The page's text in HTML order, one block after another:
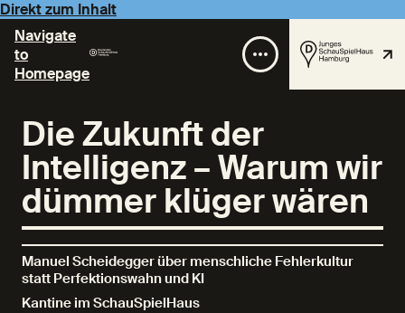
Direkt zum Inhalt
Navigate
to
Homepage
Die Zukunft der
Intelligenz – Warum wir
dümmer klüger wären
Manuel Scheidegger über menschliche Fehlerkultur
statt Perfektionswahn und KI
Kantine im SchauSpielHaus